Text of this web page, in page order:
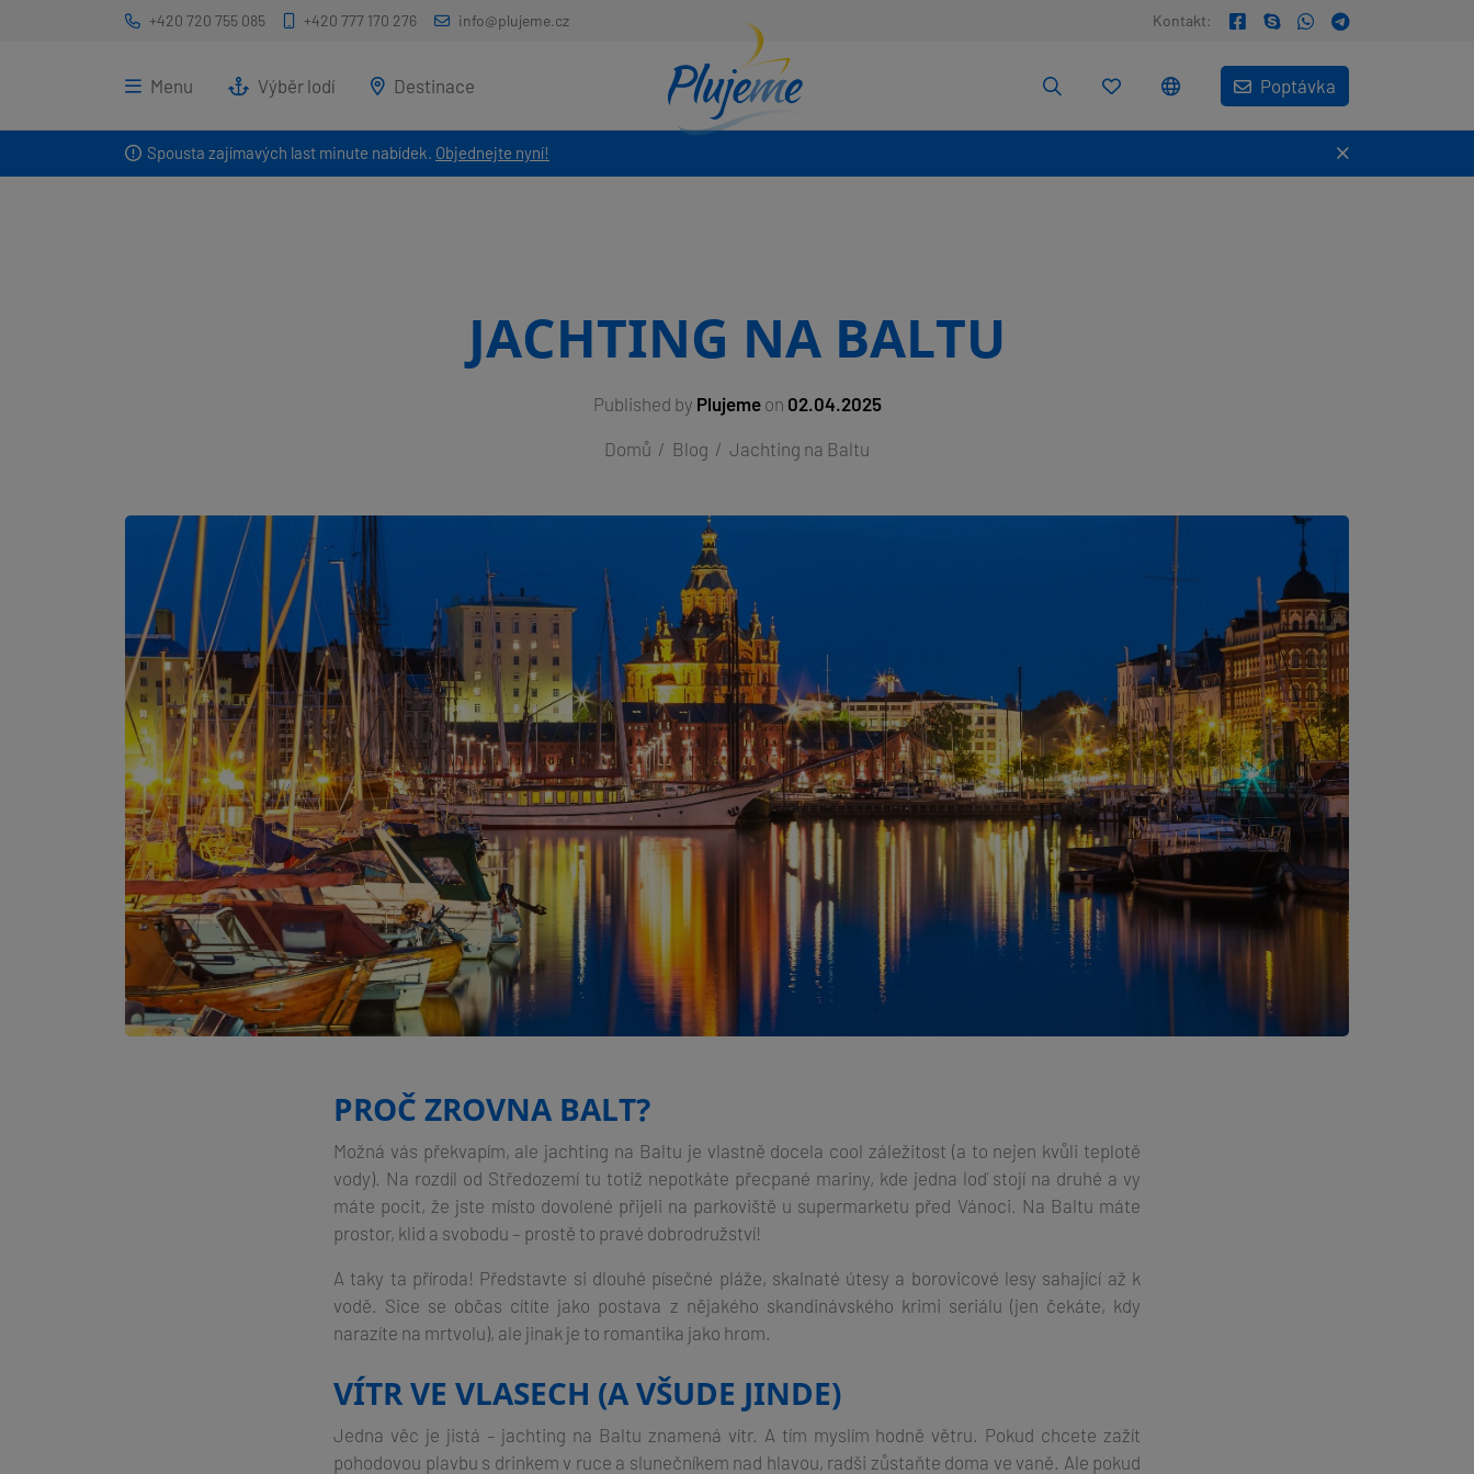
Spousta zajímavých last minute nabídek. Objednejte nyní!
+420 720 755 085 +420 777 170 276 info@plujeme.cz Kontakt:
Menu Výběr lodí Destinace Poptávka
JACHTING NA BALTU
Published by Plujemeon 02.04.2025
Domů Blog Jachting na Baltu
PROČ ZROVNA BALT?
Možná vás překvapím, ale jachting na Baltu je vlastně docela cool záležitost (a to nejen kvůli teplotě
vody). Na rozdíl od Středozemí tu totiž nepotkáte přecpané mariny, kde jedna loď stojí na druhé a vy
máte pocit, že jste místo dovolené přijeli na parkoviště u supermarketu před Vánoci. Na Baltu máte
prostor, klid a svobodu – prostě to pravé dobrodružství!
A taky ta příroda! Představte si dlouhé písečné pláže, skalnaté útesy a borovicové lesy sahající až k
vodě. Sice se občas cítíte jako postava z nějakého skandinávského krimi seriálu (jen čekáte, kdy
narazíte na mrtvolu), ale jinak je to romantika jako hrom.
VÍTR VE VLASECH (A VŠUDE JINDE)
Jedna věc je jistá – jachting na Baltu znamená vítr. A tím myslím hodně větru. Pokud chcete zažít
pohodovou plavbu s drinkem v ruce a slunečníkem nad hlavou, radši zůstaňte doma ve vaně. Ale pokud